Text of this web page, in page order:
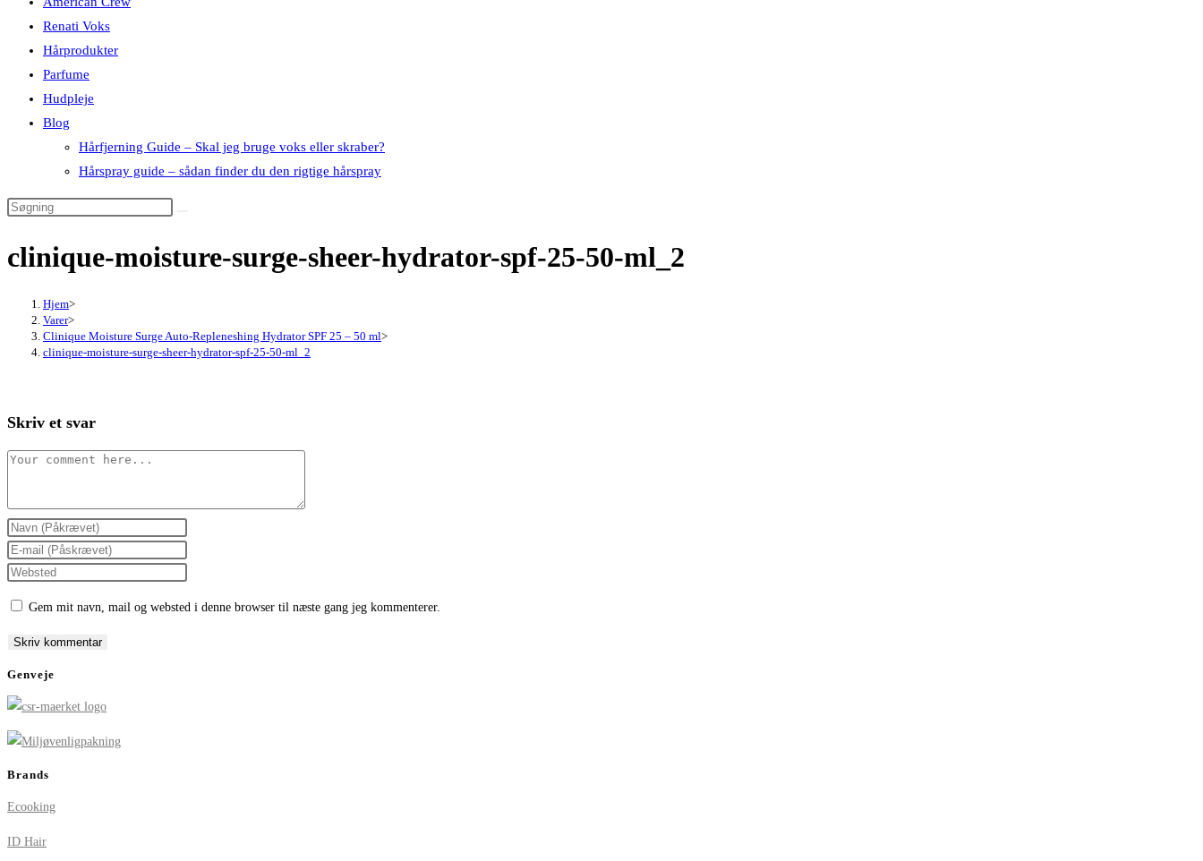
Renati Voks
Hårprodukter
Parfume
Hudpleje
Blog
Hårfjerning Guide – Skal jeg bruge voks eller skraber?
Hårspray guide – sådan finder du den rigtige hårspray
clinique-moisture-surge-sheer-hydrator-spf-25-50-ml_2
Hjem>
Varer>
Clinique Moisture Surge Auto-Repleneshing Hydrator SPF 25 – 50 ml>
clinique-moisture-surge-sheer-hydrator-spf-25-50-ml_2
Skriv et svar
Comment
Enter
your
name
to
Enter
your
to
Enter
URL
Gem mit navn, mail og websted i denne browser til næste gang jeg kommenterer.
Genveje
Brands
Ecooking
ID Hair